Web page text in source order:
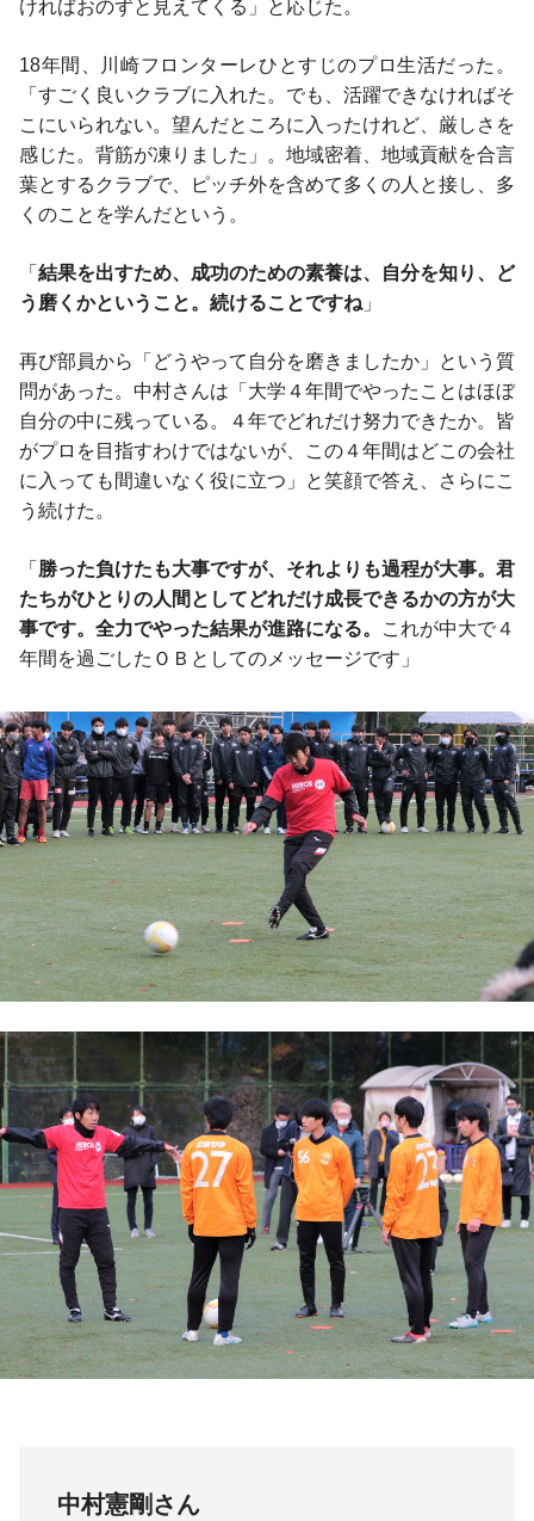
ければおのずと見えてくる」と応じた。
18年間、川崎フロンターレひとすじのプロ生活だった。
「すごく良いクラブに入れた。でも、活躍できなければそ
こにいられない。望んだところに入ったけれど、厳しさを
感じた。背筋が凍りました」。地域密着、地域貢献を合言
葉とするクラブで、ピッチ外を含めて多くの人と接し、多
くのことを学んだという。
「 結果を出すため、成功のための素養は、自分を知り、ど
う磨くかということ。続けることですね 」
再び部員から「どうやって自分を磨きましたか」という質
問があった。中村さんは「大学４年間でやったことはほぼ
自分の中に残っている。４年でどれだけ努力できたか。皆
がプロを目指すわけではないが、この４年間はどこの会社
に入っても間違いなく役に立つ」と笑顔で答え、さらにこ
う続けた。
「 勝った負けたも大事ですが、それよりも過程が大事。君
たちがひとりの人間としてどれだけ成長できるかの方が大
事です。全力でやった結果が進路になる。
これが中大で４
年間を過ごしたＯＢとしてのメッセージです」
中村憲剛さん